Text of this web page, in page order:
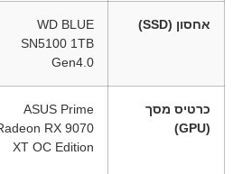
אחסון (SSD)
WD BLUE
SN5100 1TB
Gen4.0
כרטיס מסך
(GPU)
ASUS Prime
RX 9070
XT OC Edition